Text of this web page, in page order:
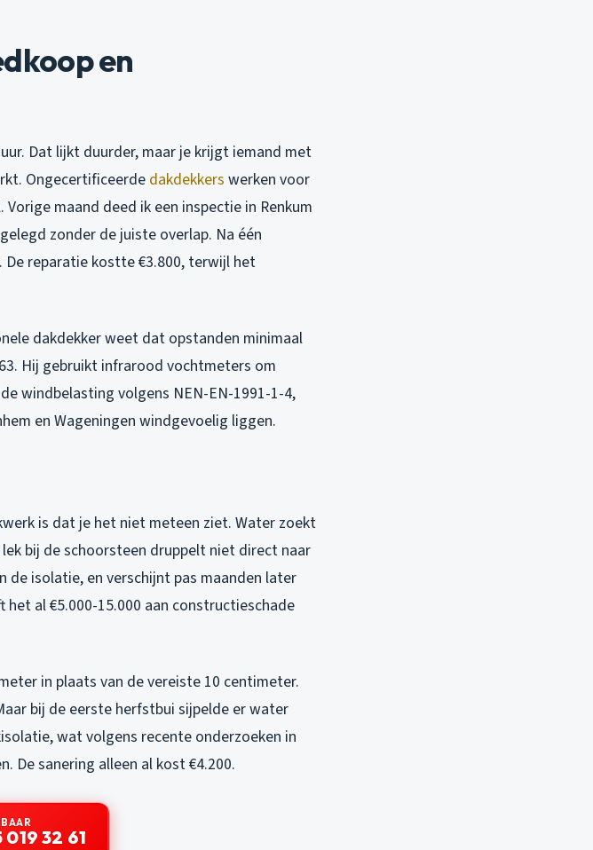
en
Dat lijkt duurder, maar je krijgt iemand met
Ongecertificeerde dakdekkers werken voor
maand deed ik een inspectie in Renkum
zonder de juiste overlap. Na één
reparatie kostte €3.800, terwijl het
dakdekker weet dat opstanden minimaal
Hij gebruikt infrarood vochtmeters om
windbelasting volgens NEN-EN-1991-1-4,
en Wageningen windgevoelig liggen.
is dat je het niet meteen ziet. Water zoekt
bij de schoorsteen druppelt niet direct naar
de isolatie, en verschijnt pas maanden later
al €5.000-15.000 aan constructieschade
in plaats van de vereiste 10 centimeter.
bij de eerste herfstbui sijpelde er water
wat volgens recente onderzoeken in
De sanering alleen al kost €4.200.
019 32 61